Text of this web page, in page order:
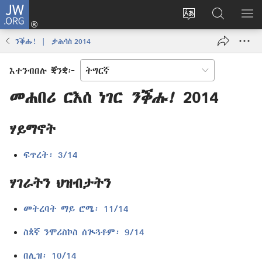
JW.ORG
ቋንቋ
እቶ
(opens
ኣብ
JW.ORG
ድለ
ንቕሑ! | ታሕሳስ 2014
እተንብበሉ ቛንቋ፦
መሐበሪ ርእሰ ነገር ንቕሑ! 2014
ሃይማኖት
ፍጥረት፡ 3/14
ሃገራትን ህዝብታትን
መትረባት ማይ ሮሜ፡ 11/14
ስጳኛ ንሞሪስኮስ ሰጒጓቶም፡ 9/14
በሊዝ፡ 10/14